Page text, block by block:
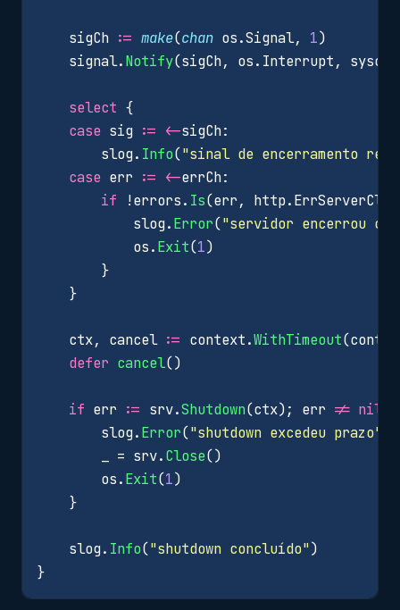
sigCh := make(chan os.Signal, 1)
signal.Notify(sigCh, os. Interrupt,
select {
case sig := <-sigCh:
slog. Info("sinal de encerramento
case err := <-errCh:
if
!errors. Is(err, http.
slog.Error("servidor encerrou
os.Exit(1)
}
}
ctx, cancel := context.WithTimeout(
defer cancel()
if err := srv.Shutdown(ctx); err != nil
slog.Error("shutdown excedeu prazo"
= srv.Close()
os.Exit(1)
}
slog. Info("shutdown concluído")
}